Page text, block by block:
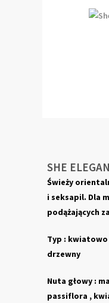
SHE
Świeży
i seksapil. Dla
podążających
Typ :
drzewny
Nuta głowy :
passiflora ,